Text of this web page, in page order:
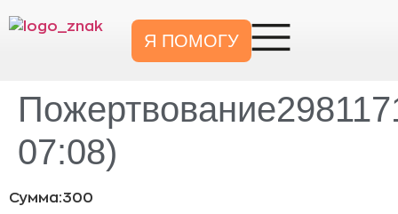
Я ПОМОГУ
07:08)
Сумма:300